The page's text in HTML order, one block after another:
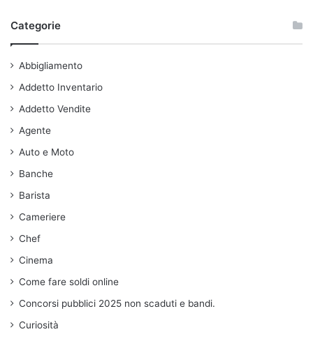
Categorie
Abbigliamento
Addetto Inventario
Addetto Vendite
Agente
Auto e Moto
Banche
Barista
Cameriere
Chef
Cinema
Come fare soldi online
Concorsi pubblici 2025 non scaduti e bandi.
Curiosità